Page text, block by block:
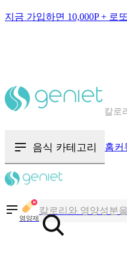
지금 가입하면 10,000P + 로
칼로
음식 카테고리 홈커
영양제
칼로리와 영양성분
혈당 · 다이어트 음